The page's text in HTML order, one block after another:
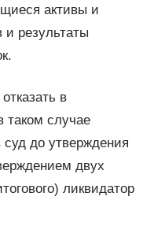
активы и
и результаты
в
таком случае
суд до утверждения
двух
ликвидатор